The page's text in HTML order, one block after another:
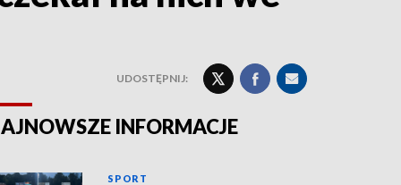
UDOSTĘPNIJ:
INFORMACJE
SPORT